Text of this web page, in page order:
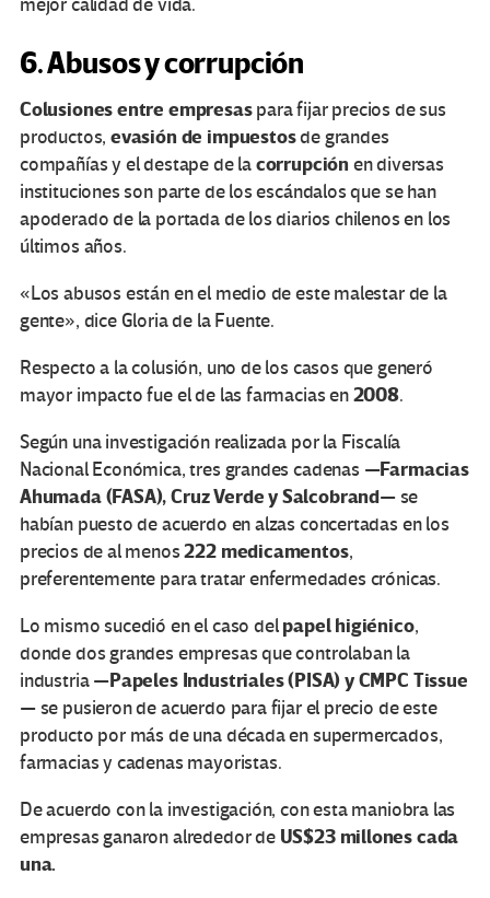
mejor calidad de vida.
6. Abusos y corrupción
Colusiones entre empresaspara fijar precios de sus
productos,evasión de impuestosde grandes
compañías y el destape de lacorrupción en diversas
instituciones son parte de los escándalos que se han
apoderado de la portada de los diarios chilenos en los
últimos años.
«Los abusos están en el medio de este malestar de la
gente», dice Gloria de la Fuente.
Respecto a la colusión, uno de los casos que generó
mayor impacto fue el de las farmacias en2008.
Según una investigación realizada por la Fiscalía
Nacional Económica, tres grandes cadenas —Farmacias
Ahumada (FASA), Cruz Verde y Salcobrand— se
habían puesto de acuerdo en alzas concertadas en los
precios de al menos222 medicamentos,
preferentemente para tratar enfermedades crónicas.
Lo mismo sucedió en el caso delpapel higiénico,
donde dos grandes empresas que controlaban la
industria —Papeles Industriales (PISA) y CMPC Tissue
— se pusieron de acuerdo para fijar el precio de este
producto por más de una década en supermercados,
farmacias y cadenas mayoristas.
De acuerdo con la investigación, con esta maniobra las
empresas ganaron alrededor de US$23 millones cada
una.